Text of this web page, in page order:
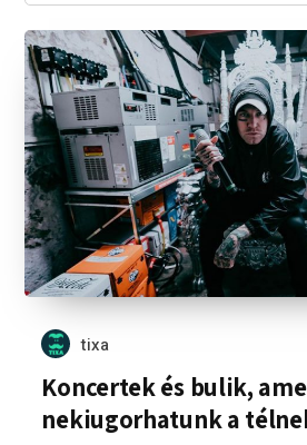
tixa
Koncertek és bulik,
nekiugorhatunk a